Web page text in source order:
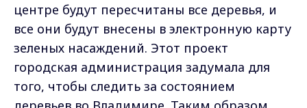
центре будут пересчитаны все деревья, и
все они будут внесены в электронную карту
зеленых насаждений. Этот проект
городская администрация задумала для
того, чтобы следить за состоянием